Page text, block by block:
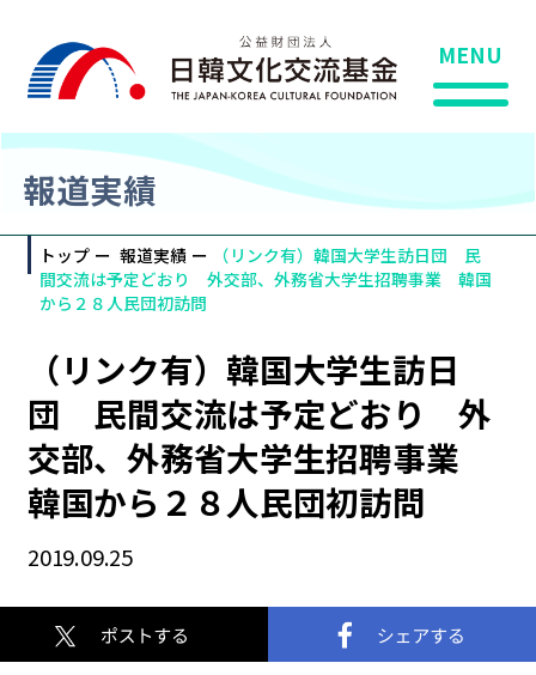
MENU
報道実績
トップ 報道実績
（リンク有）韓国大学生訪日団 民
間交流は予定どおり 外交部、外務省大学生招聘事業 韓国
から２８人民団初訪問
（リンク有）韓国大学生訪日
団 民間交流は予定どおり 外
交部、外務省大学生招聘事業
韓国から２８人民団初訪問
2019.09.25